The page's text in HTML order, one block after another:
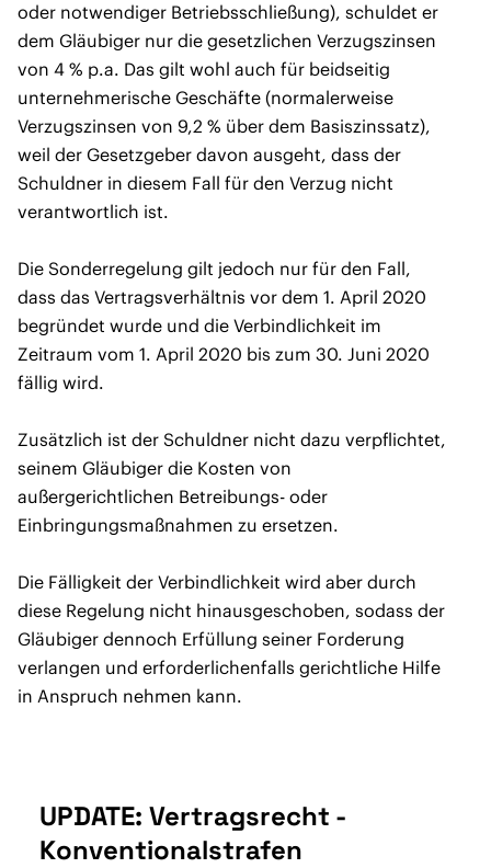
oder notwendiger Betriebsschließung), schuldet er
dem Gläubiger nur die gesetzlichen Verzugszinsen
von 4 % p.a. Das gilt wohl auch für beidseitig
unternehmerische Geschäfte (normalerweise
Verzugszinsen von 9,2 % über dem Basiszinssatz),
weil der Gesetzgeber davon ausgeht, dass der
Schuldner in diesem Fall für den Verzug nicht
verantwortlich ist.
Die Sonderregelung gilt jedoch nur für den Fall,
dass das Vertragsverhältnis vor dem 1. April 2020
begründet wurde und die Verbindlichkeit im
Zeitraum vom 1. April 2020 bis zum 30. Juni 2020
fällig wird.
Zusätzlich ist der Schuldner nicht dazu verpflichtet,
seinem Gläubiger die Kosten von
außergerichtlichen Betreibungs- oder
Einbringungsmaßnahmen zu ersetzen.
Die Fälligkeit der Verbindlichkeit wird aber durch
diese Regelung nicht hinausgeschoben, sodass der
Gläubiger dennoch Erfüllung seiner Forderung
verlangen und erforderlichenfalls gerichtliche Hilfe
in Anspruch nehmen kann.
UPDATE: Vertragsrecht -
Konventionalstrafen